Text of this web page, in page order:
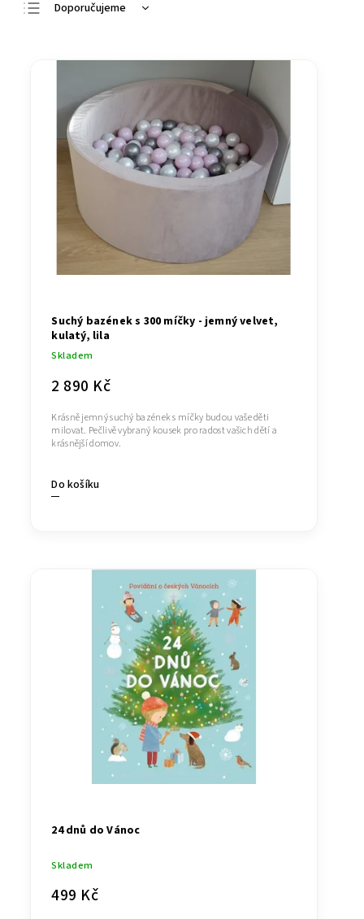
Doporučujeme
Nejdražší
Nejprodávanější
Abecedně
Suchý bazének s 300 míčky - jemný velvet,
kulatý, lila
Skladem
2 890 Kč
Do košíku
Krásně jemný suchý bazének s míčky budou vaše děti
milovat. Pečlivě vybraný kousek pro radost vašich dětí a
krásnější domov.
24 dnů do Vánoc
Skladem
499 Kč